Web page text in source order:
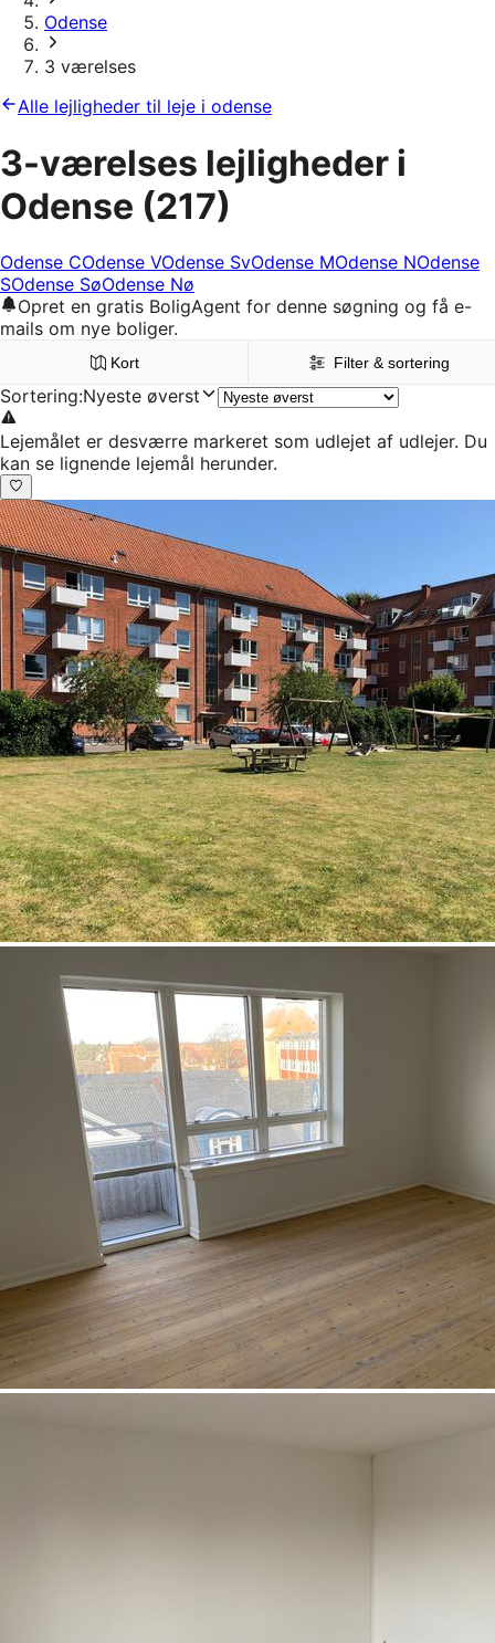
Odense
3 værelses
Alle lejligheder til leje i odense
3-værelses lejligheder i
Odense (217)
Odense COdense VOdense SvOdense MOdense NOdense
SOdense SøOdense Nø
Opret en gratis BoligAgent for denne søgning og få e-
mails om nye boliger.
Kort Filter & sortering
Sortering:Nyeste øverst
Lejemålet er desværre markeret som udlejet af udlejer. Du
kan se lignende lejemål herunder.